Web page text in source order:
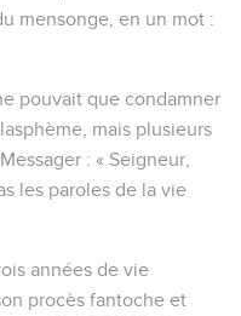
mensonge, en un mot :
pouvait que condamner
mais plusieurs
: « Seigneur,
les paroles de la vie
années de vie
procès fantoche et